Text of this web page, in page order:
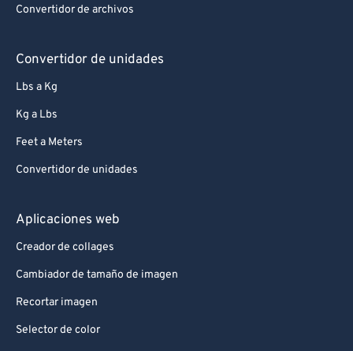
Convertidor de archivos
Convertidor de unidades
Lbs a Kg
Kg a Lbs
Feet a Meters
Convertidor de unidades
Aplicaciones web
Creador de collages
Cambiador de tamaño de imagen
Recortar imagen
Selector de color